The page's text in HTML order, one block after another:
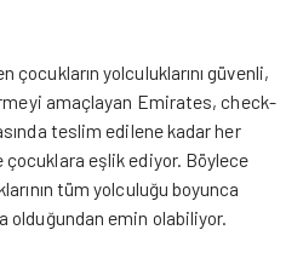
çocukların yolculuklarını güvenli,
amaçlayan Emirates, check-
teslim edilene kadar her
eşlik ediyor. Böylece
tüm yolculuğu boyunca
olduğundan emin olabiliyor.